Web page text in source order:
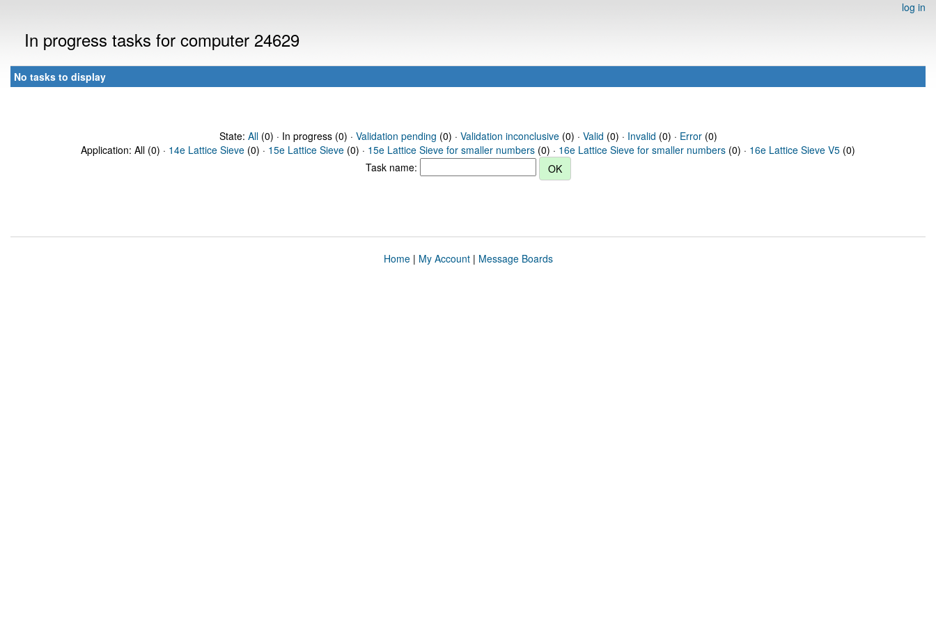
log in
In progress tasks for computer 24629
No tasks to display
State: All(0) · In progress (0) · Validation pending (0) · Validation inconclusive(0) · Valid (0) · Invalid (0) · Error(0)
Application: All (0) · 14e Lattice Sieve (0) · 15e Lattice Sieve (0) · 15e Lattice Sieve for smaller numbers (0) · 16e Lattice Sieve for smaller numbers (0) · 16e Lattice Sieve V5 (0)
Task name:
Home| My Account| Message Boards